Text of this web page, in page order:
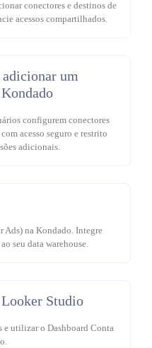
conectores e destinos de
acessos compartilhados.
um
configurem conectores
acesso seguro e restrito
adicionais.
Ads) na Kondado. Integre
seu data warehouse.
Studio
e utilizar o Dashboard Conta